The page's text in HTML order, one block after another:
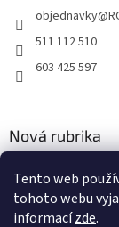
Tento web
tohoto webu
informacízde.
objednavky@
511 112 510
603 425 597
Nová rubrika
2.4.2020